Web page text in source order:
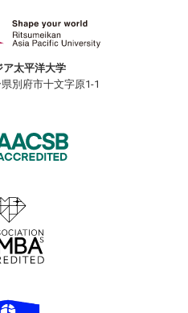
ア太平洋大学
別府市十文字原1-1